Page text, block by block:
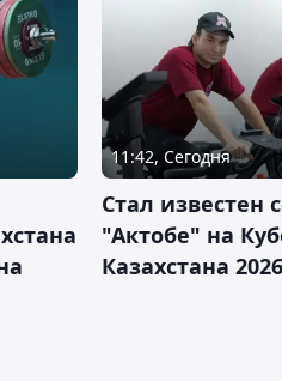
11:42, Сегодня
Стал известен
"Актобе" на
Казахстана